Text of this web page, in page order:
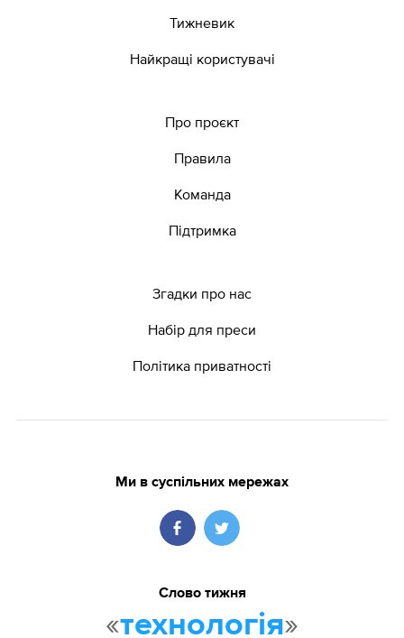
Тижневик
Найкращі користувачі
Про проєкт
Правила
Команда
Підтримка
Згадки про нас
Набір для преси
Політика приватності
Ми в суспільних мережах
Слово тижня
«технологія»